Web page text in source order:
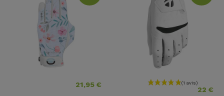
Prix
21,95 € Prix 22 €